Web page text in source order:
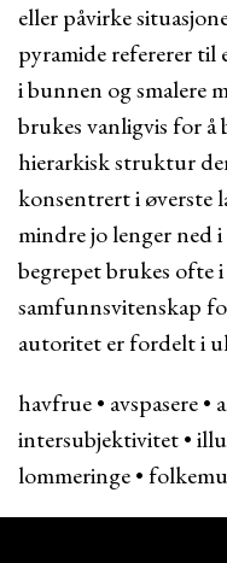
eller påvirke
pyramide refererer til
i bunnen og smalere
brukes vanligvis for å
hierarkisk struktur
konsentrert i øverste
mindre jo lenger ned
begrepet brukes ofte
samfunnsvitenskap
autoritet er fordelt i
havfrue• avspasere•
intersubjektivitet•
lommeringe•